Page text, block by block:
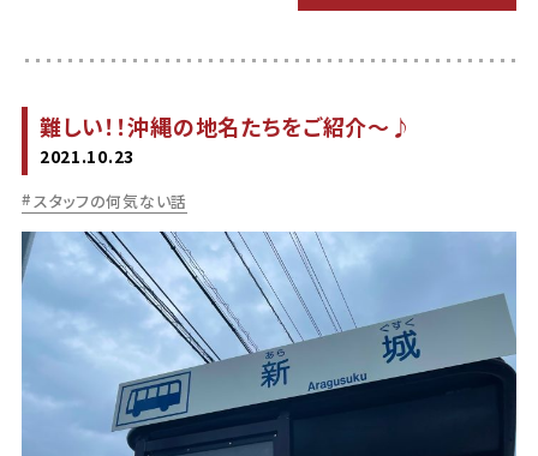
難しい！！沖縄の地名たちをご紹介～♪
2021.10.23
スタッフの何気ない話